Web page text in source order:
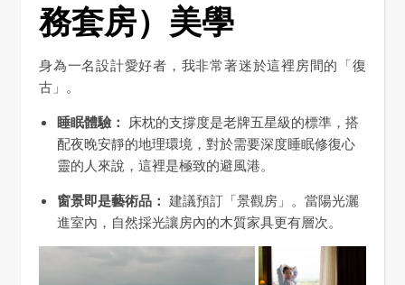
務套房）美學
身為一名設計愛好者，我非常著迷於這裡房間的「復
古」。
睡眠體驗： 床枕的支撐度是老牌五星級的標準，搭
配夜晚安靜的地理環境，對於需要深度睡眠修復心
靈的人來說，這裡是極致的避風港。
窗景即是藝術品： 建議預訂「景觀房」。當陽光灑
進室內，自然採光讓房內的木質家具更有層次。